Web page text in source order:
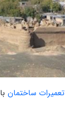
تعمیرات ساختمان